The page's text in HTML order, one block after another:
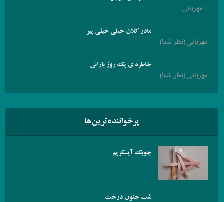
1 مهربانی
مادر کلان خیلی خیلی پیر
مهربانی (نظر شما)
خاطره ی یک روز بارانی
مهربانی (نظر شما)
پرخواننده‌ترین‌ها
چوبک آیسکریم
شب جنون درخت